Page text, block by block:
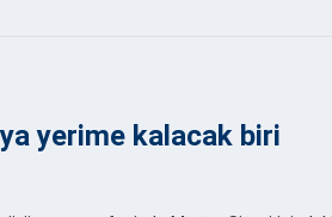
yerime kalacak biri